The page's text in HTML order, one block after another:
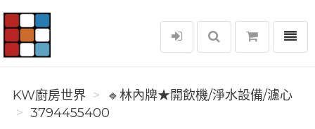
KW廚房世界
選單
KW廚房世界
🔹林內牌★開飲機/淨水設備/濾心
3794455400